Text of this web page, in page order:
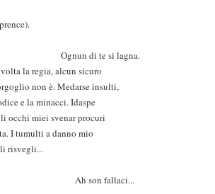
di te si lagna.
la regia, alcun sicuro
non è. Medarse insulti,
e la minacci. Idaspe
occhi miei svenar procuri
I tumulti a danno mio
risvegli...
son fallaci...